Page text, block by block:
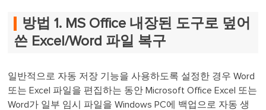
방법 1. MS Office 내장된 도구로 덮어
쓴 Excel/Word 파일 복구
일반적으로 자동 저장 기능을 사용하도록 설정한 경우 Word
또는 Excel 파일을 편집하는 동안 Microsoft Office Excel 또는
Word가 일부 임시 파일을 Windows PC에 백업으로 자동 생